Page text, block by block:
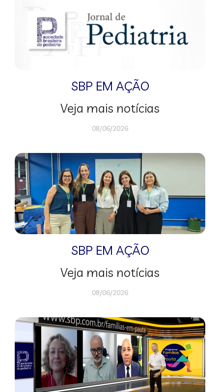
SBP EM AÇÃO
Veja mais notícias
08/06/2026
SBP EM AÇÃO
Veja mais notícias
08/06/2026